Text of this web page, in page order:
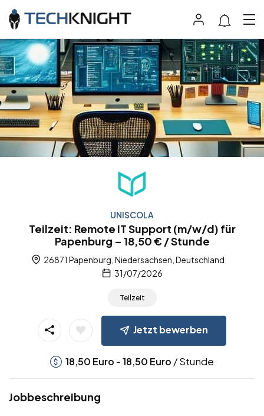
UNISCOLA
Teilzeit: Remote IT Support (m/w/d) für
Papenburg – 18,50 € / Stunde
26871 Papenburg, Niedersachsen, Deutschland
31/07/2026
Teilzeit
Jetzt bewerben
18,50 Euro -18,50 Euro / Stunde
Jobbeschreibung